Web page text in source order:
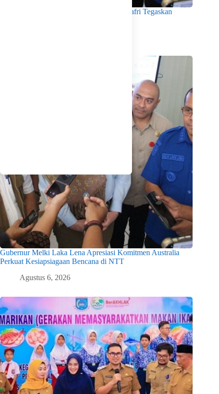
Menko Pangan Tinjau KNMP Untia, Munafri Tegaskan
Gubernur Melki Laka Lena Apresiasi Komitmen Australia
Perkuat Kesiapsiagaan Bencana di NTT
Agustus 6, 2026